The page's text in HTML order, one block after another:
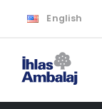
English